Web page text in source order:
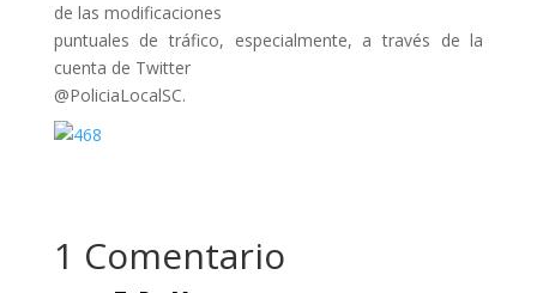
de las modificaciones
puntuales de tráfico, especialmente, a través de la
cuenta de Twitter
@PoliciaLocalSC.
1 Comentario